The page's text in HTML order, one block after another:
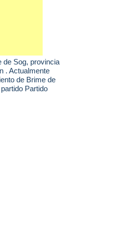
de Sog, provincia
. Actualmente
de Brime de
Partido